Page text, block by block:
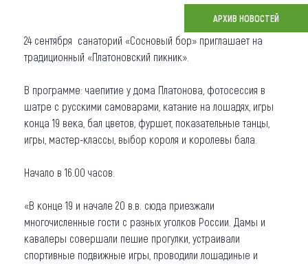
О регионе
Коллекция впечатлений
Другие рубрики
АРХИВ НОВОСТЕЙ
24 сентября санаторий «Сосновый бор» приглашает на
традиционный «Платоновский пикник».
В программе: чаепитие у дома Платонова, фотосессия в
шатре с русскими самоварами, катание на лошадях, игры
конца 19 века, бал цветов, фуршет, показательные танцы,
игры, мастер-классы, выбор короля и королевы бала.
Начало в 16.00 часов.
«В конце 19 и начале 20 в.в. сюда приезжали
многочисленные гости с разных уголков России. Дамы и
кавалеры совершали пешие прогулки, устраивали
спортивные подвижные игры, проводили лошадиные и